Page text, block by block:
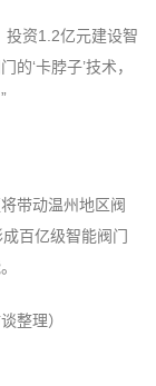
投资1.2亿元建设智
‘卡脖子’技术，
带动温州地区阀
百亿级智能阀门
整理）